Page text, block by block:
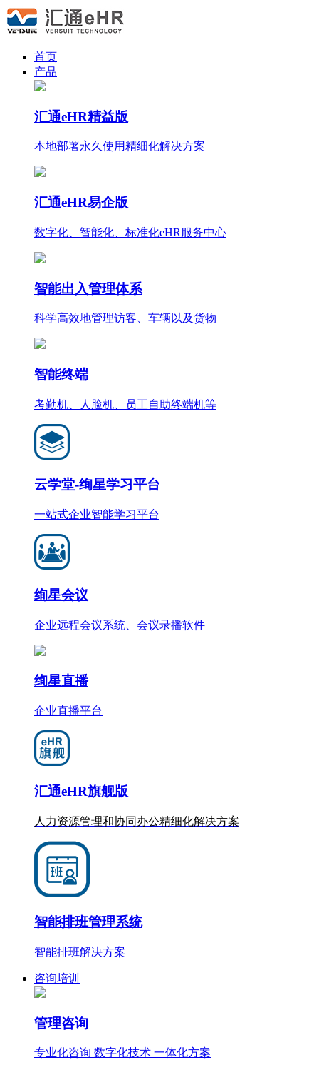
首页
产品
汇通eHR精益版
本地部署永久使用精细化解决方案
汇通eHR易企版
数字化、智能化、标准化eHR服务中心
智能出入管理体系
科学高效地管理访客、车辆以及货物
智能终端
考勤机、人脸机、员工自助终端机等
云学堂-绚星学习平台
一站式企业智能学习平台
绚星会议
企业远程会议系统、会议录播软件
绚星直播
企业直播平台
汇通eHR旗舰版
人力资源管理和协同办公精细化解决方案
智能排班管理系统
智能排班解决方案
咨询培训
管理咨询
专业化咨询 数字化技术 一体化方案